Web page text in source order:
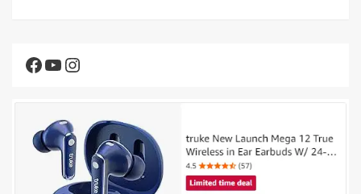
Facebook
YouTube
Instagram